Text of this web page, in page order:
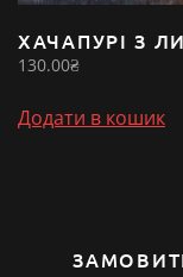
ХАЧАПУРІ З
130.00₴
Додати в кошик